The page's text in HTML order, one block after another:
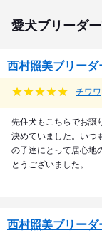
愛犬ブリーダ
西村照美ブリーダ
チワワ
先住犬もこちらでお譲
決めていました。いつ
の子達にとって居心地
とうございました。
西村照美ブリーダ